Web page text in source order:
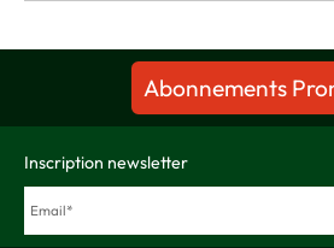
Abonnements
Inscription newsletter